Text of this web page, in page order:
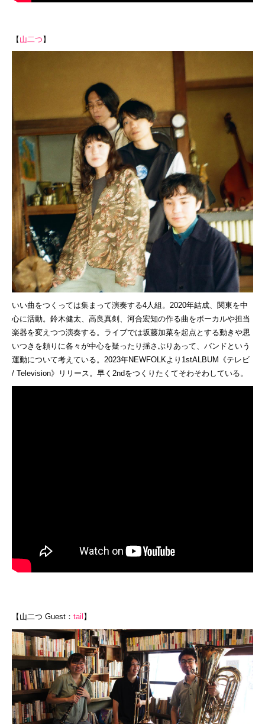
【山二つ】
いい曲をつくっては集まって演奏する4人組。2020年結成、 関東を中
心に活動。鈴木健太、高良真剣、 河合宏知の作る曲をボーカルや担当
楽器を変えつつ演奏する。 ライブでは坂藤加菜を起点とする動きや思
いつきを頼りに各々が中心を疑ったり揺さぶりあって、 バンドという
運動について考えている。 2023年NEWFOLKより1stALBUM《テレビ
/ Television》リリース。 早く2ndをつくりたくてそわそわしている。
【山二つ Guest： tail】